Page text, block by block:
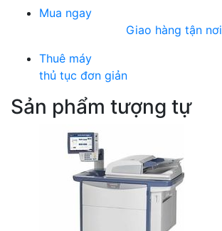
Mua ngay
Giao hàng tận nơi
Thuê máy
thủ tục đơn giản
Sản phẩm tượng tự